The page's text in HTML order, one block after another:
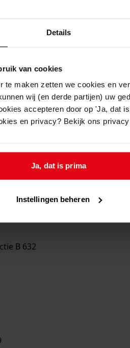
Details
van cookies
te maken zetten we cookies en
wij (en derde partijen) uw
accepteren door op 'Ja, dat
en privacy? Bekijk ons
Ja, dat is prima
Instellingen beheren
5
6
5, 6
B 632